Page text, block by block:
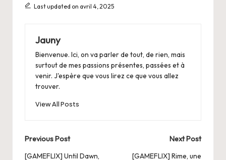
Last updated on avril 4, 2025
Jauny
Bienvenue. Ici, on va parler de tout, de rien, mais
surtout de mes passions présentes, passées et à
venir. J'espère que vous lirez ce que vous allez
trouver.
View All Posts
Post
Previous Post
[GAMEFLIX] Until Dawn,
Next Post
[GAMEFLIX] Rime, une